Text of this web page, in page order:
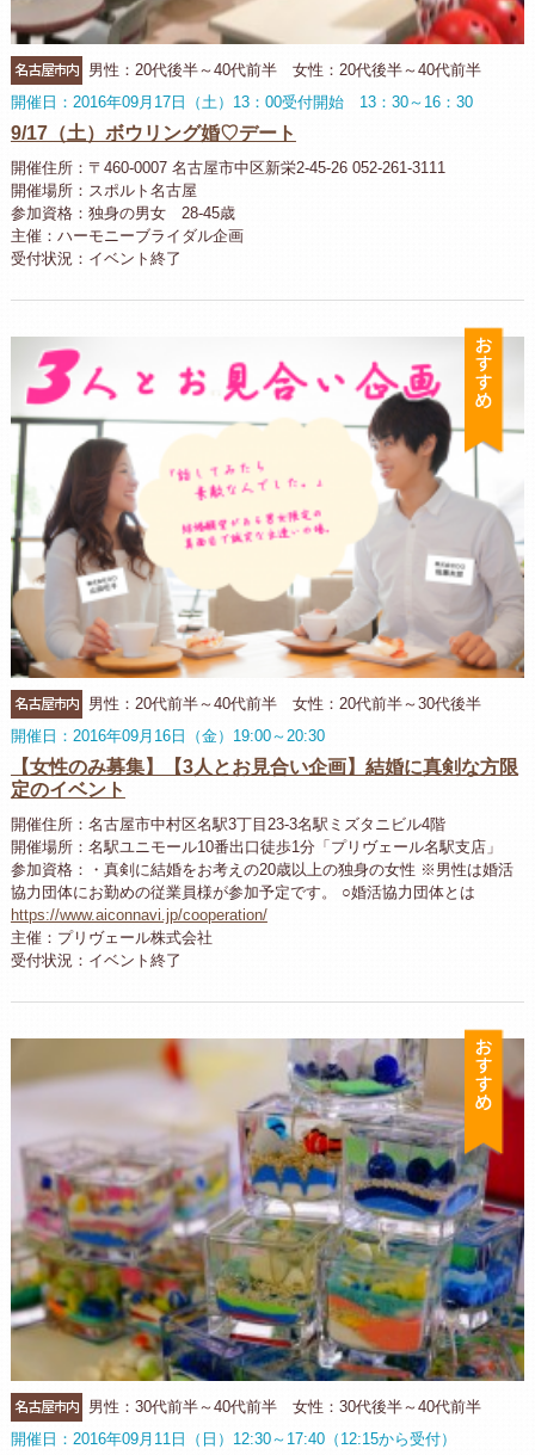
名古屋市内
男性：20代後半～40代前半 女性：20代後半～40代前半
開催日：2016年09月17日（土）13：00受付開始 13：30～16：30
9/17（土）ボウリング婚♡デート
開催住所：〒460-0007 名古屋市中区新栄2-45-26 052-261-3111
開催場所：スポルト名古屋
参加資格：独身の男女 28-45歳
主催：ハーモニーブライダル企画
受付状況：イベント終了
お
名古屋市内
男性：20代前半～40代前半 女性：20代前半～30代後半
開催日：2016年09月16日（金）19:00～20:30
【女性のみ募集】【3人とお見合い企画】結婚に真剣な方限
定のイベント
開催住所：名古屋市中村区名駅3丁目23-3名駅ミズタニビル4階
開催場所：名駅ユニモール10番出口徒歩1分「プリヴェール名駅支店」
参加資格：・真剣に結婚をお考えの20歳以上の独身の女性 ※男性は婚活
協力団体にお勤めの従業員様が参加予定です。 ○婚活協力団体とは
https://www.aiconnavi.jp/cooperation/
主催：プリヴェール株式会社
受付状況：イベント終了
お
名古屋市内
男性：30代前半～40代前半 女性：30代後半～40代前半
開催日：2016年09月11日（日）12:30～17:40（12:15から受付）